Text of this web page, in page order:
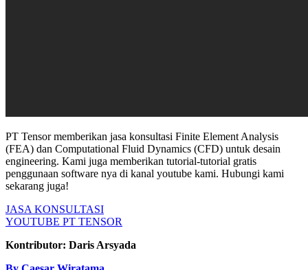
PT Tensor memberikan jasa konsultasi Finite Element Analysis
(FEA) dan Computational Fluid Dynamics (CFD) untuk desain
engineering. Kami juga memberikan tutorial-tutorial gratis
penggunaan software nya di kanal youtube kami. Hubungi kami
sekarang juga!
JASA KONSULTASI
YOUTUBE PT TENSOR
Kontributor: Daris Arsyada